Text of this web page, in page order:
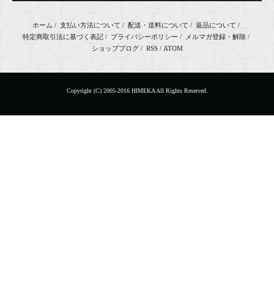
ホーム/ 支払い方法について/ 配送・送料について/ 返品について/
特定商取引法に基づく表記/ プライバシーポリシー/ メルマガ登録・解除/
ショップブログ/ RSS/ATOM
Copyright (C) 2005-2016 HIMEKA All Rights Reserved.